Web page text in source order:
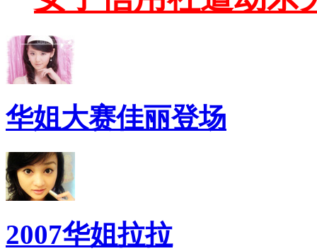
华姐大赛佳丽登场
2007华姐拉拉